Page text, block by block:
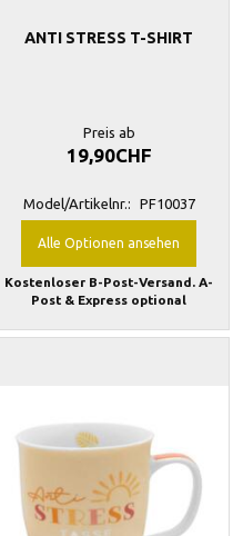
ANTI STRESS T-SHIRT
Preis ab
19,90CHF
Model/Artikelnr.: PF10037
Alle Optionen ansehen
Kostenloser B-Post-Versand. A-
Post & Express optional